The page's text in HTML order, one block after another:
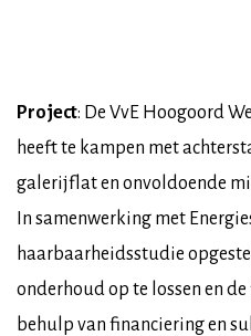
Project: De VvE Hoogoord
heeft te kampen met
galerijflat en onvoldoende
In samenwerking met
haarbaarheidsstudie
onderhoud op te lossen en
behulp van financiering en